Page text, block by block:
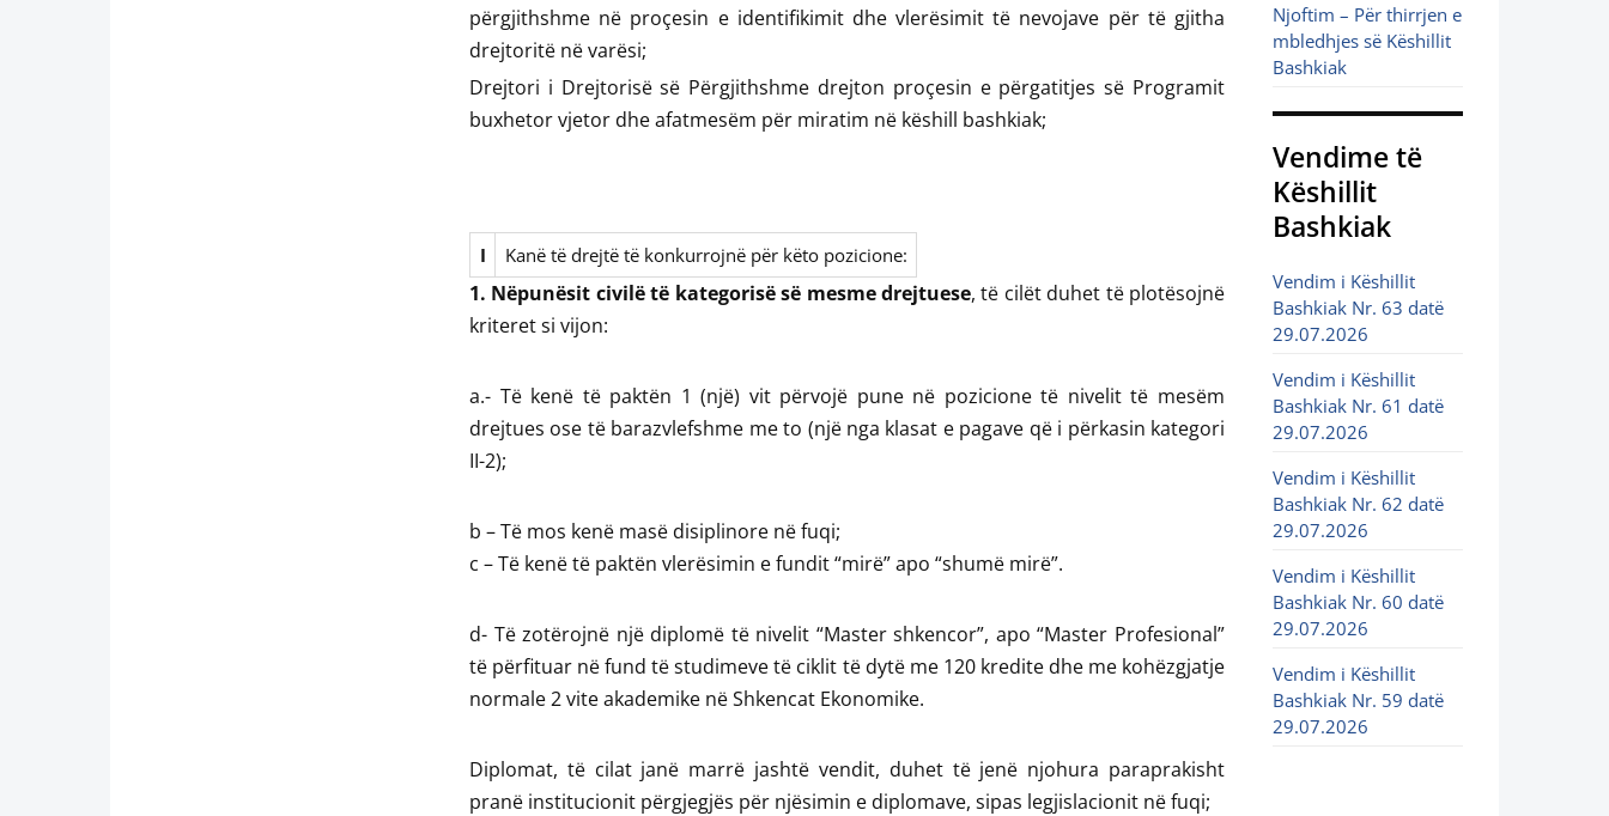
përgjithshme në proçesin e identifikimit dhe vlerësimit të nevojave për të gjitha
drejtoritë në varësi;
Drejtori i Drejtorisë së Përgjithshme drejton proçesin e përgatitjes së Programit
buxhetor vjetor dhe afatmesëm për miratim në këshill bashkiak;
I Kanë të drejtë të konkurrojnë për këto pozicione:
1. Nëpunësit civilë të kategorisë së mesme drejtuese, të cilët duhet të plotësojnë
kriteret si vijon:
a.- Të kenë të paktën 1 (një) vit përvojë pune në pozicione të nivelit të mesëm
drejtues ose të barazvlefshme me to (një nga klasat e pagave që i përkasin kategori
II-2);
b – Të mos kenë masë disiplinore në fuqi;
c – Të kenë të paktën vlerësimin e fundit “mirë” apo “shumë mirë”.
d- Të zotërojnë një diplomë të nivelit “Master shkencor”, apo “Master Profesional”
të përfituar në fund të studimeve të ciklit të dytë me 120 kredite dhe me kohëzgjatje
normale 2 vite akademike në Shkencat Ekonomike.
Diplomat, të cilat janë marrë jashtë vendit, duhet të jenë njohura paraprakisht
pranë institucionit përgjegjës për njësimin e diplomave, sipas legjislacionit në fuqi;
Njoftim – Për thirrjen e
mbledhjes së Këshillit
Bashkiak
Vendime të
Këshillit
Bashkiak
Vendim i Këshillit
Bashkiak Nr. 63 datë
29.07.2026
Vendim i Këshillit
Bashkiak Nr. 61 datë
29.07.2026
Vendim i Këshillit
Bashkiak Nr. 62 datë
29.07.2026
Vendim i Këshillit
Bashkiak Nr. 60 datë
29.07.2026
Vendim i Këshillit
Bashkiak Nr. 59 datë
29.07.2026